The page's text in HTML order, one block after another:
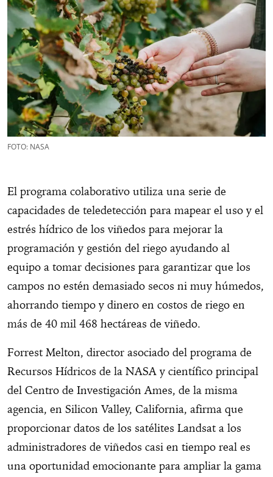
FOTO: NASA
El programa colaborativo utiliza una serie de
capacidades de teledetección para mapear el uso y el
estrés hídrico de los viñedos para mejorar la
programación y gestión del riego ayudando al
equipo a tomar decisiones para garantizar que los
campos no estén demasiado secos ni muy húmedos,
ahorrando tiempo y dinero en costos de riego en
más de 40 mil 468 hectáreas de viñedo.
Forrest Melton, director asociado del programa de
Recursos Hídricos de la NASA y científico principal
del Centro de Investigación Ames, de la misma
agencia, en Silicon Valley, California, afirma que
proporcionar datos de los satélites Landsat a los
administradores de viñedos casi en tiempo real es
una oportunidad emocionante para ampliar la gama